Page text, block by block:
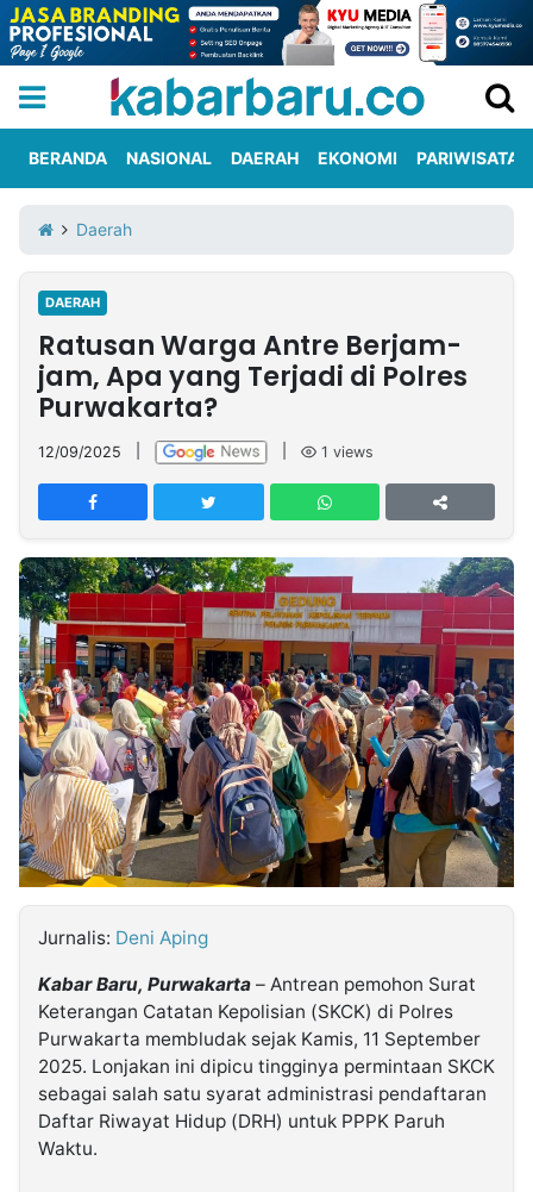
Iklan
Berita
Kami
Nasional
International
Olahraga
Entertainment
Daerah
Pariwisata
Kuliner
Kolom
Network
PT
TREETAN
INDONESIA
Partner
Insight
NTB
Suara
Time
Lens
IDN
Daily
Jogja
Jalan
Rakyat
Idealita
News
Kita
Notice
Radar
Baru
Seedbacklink
Follow
Kabarbaru
Kabarbaru.co
BERANDA NASIONAL DAERAH EKONOMI PARIWISATA
Daerah
DAERAH
Ratusan Warga Antre Berjam-
jam, Apa yang Terjadi di Polres
Purwakarta?
12/09/2025 1 views
Jurnalis: Deni Aping
Kabar Baru, Purwakarta – Antrean pemohon Surat
Keterangan Catatan Kepolisian (SKCK) di Polres
Purwakarta membludak sejak Kamis, 11 September
2025. Lonjakan ini dipicu tingginya permintaan SKCK
sebagai salah satu syarat administrasi pendaftaran
Daftar Riwayat Hidup (DRH) untuk PPPK Paruh
Waktu.